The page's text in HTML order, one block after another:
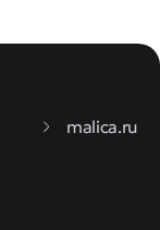
malica.ru